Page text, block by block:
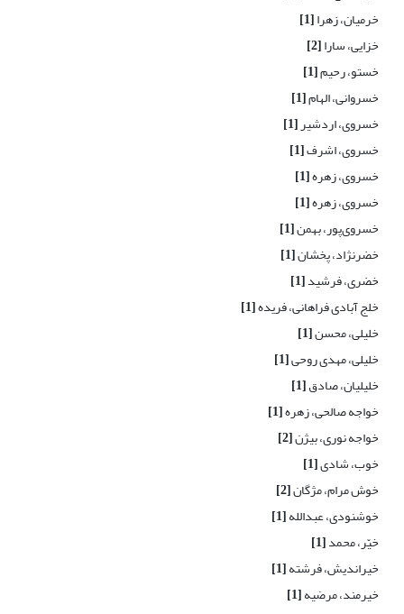
خرمیان، زهرا[1]
خزایی، سارا[2]
خستو، رحیم[1]
خسروانی، الهام[1]
خسروی، اردشیر[1]
خسروی، اشرف[1]
خسروی، زهره[1]
خسروی، زهره[1]
خسروی‌پور، بهمن[1]
خضرنژاد، پخشان[1]
خضری، فرشید[1]
خلج آبادی فراهانی، فریده[1]
خلیلی، محسن[1]
خلیلی، مهدی روحی[1]
خلیلیان، صادق[1]
خواجه صالحی، زهره[1]
خواجه نوری، بیژن[2]
خوب، شادی[1]
خوش مرام، مژگان[2]
خوشنودی، عبدالله[1]
خیّر، محمد[1]
خیراندیش، فرشته[1]
خیرمند، مرضیه[1]